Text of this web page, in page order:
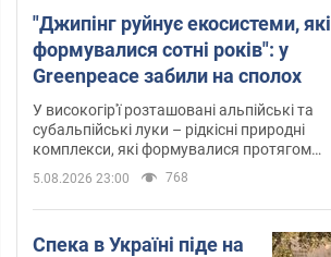
"Джипінг руйнує екосистеми, які
формувалися сотні років": у
Greenpeace забили на сполох
У високогір'ї розташовані альпійські та
субальпійські луки – рідкісні природні
комплекси, які формувалися протягом
5.08.2026 23:00 768
Спека в Україні піде на